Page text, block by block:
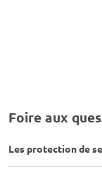
Foire aux
Les protection de